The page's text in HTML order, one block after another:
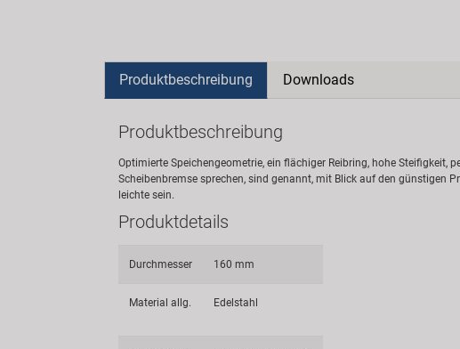
Produktbeschreibung Downloads
Produktbeschreibung
Optimierte Speichengeometrie, ein flächiger Reibring, hohe Steifigkeit,
Scheibenbremse sprechen, sind genannt, mit Blick auf den günstigen
leichte sein.
Produktdetails
Durchmesser 160 mm
Material allg. Edelstahl